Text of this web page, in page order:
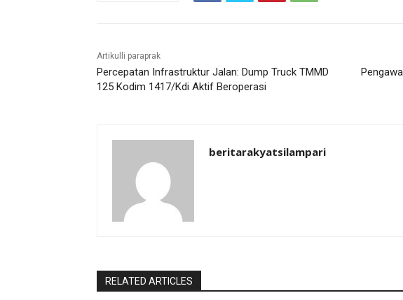
Artikulli paraprak
Percepatan Infrastruktur Jalan: Dump Truck TMMD
125 Kodim 1417/Kdi Aktif Beroperasi
beritarakyatsilampari
RELATED ARTICLES